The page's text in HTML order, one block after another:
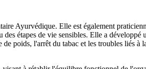
Ayurvédique. Elle est également
étapes de vie sensibles. Elle a
poids, l'arrêt du tabac et les troubles liés à